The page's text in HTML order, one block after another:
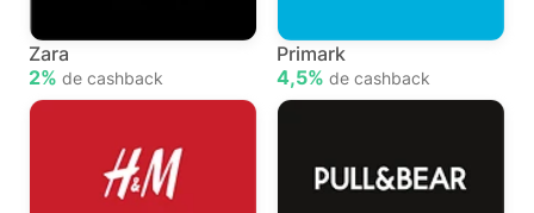
Zara
2% de cashback
Primark
4,5% de cashback